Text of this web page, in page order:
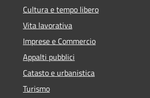
Cultura e tempo libero
Vita lavorativa
Imprese e Commercio
Appalti pubblici
Catasto e urbanistica
Turismo